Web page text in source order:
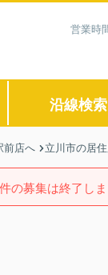
営業時
沿線検索
前店へ 立川市の居
の募集は終了しま